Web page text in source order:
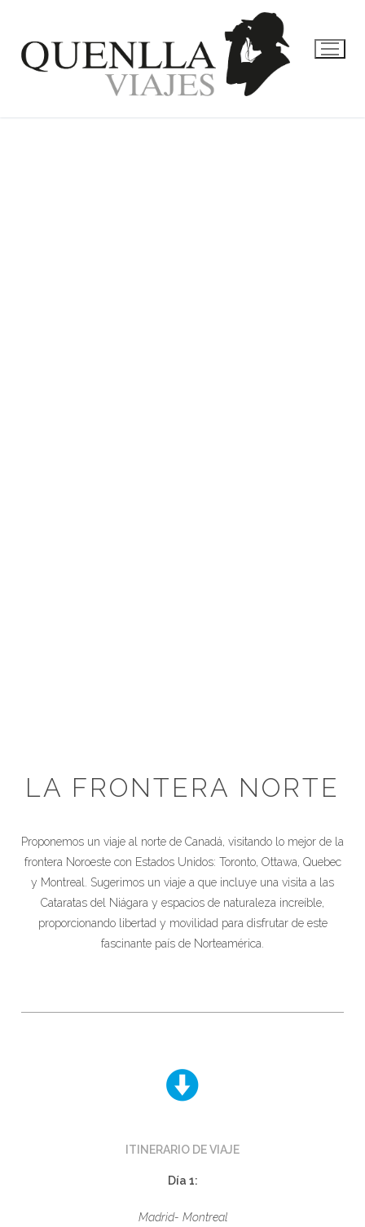
LA FRONTERA NORTE
Proponemos un viaje al norte de Canadá, visitando lo mejor de la
frontera Noroeste con Estados Unidos: Toronto, Ottawa, Quebec
y Montreal. Sugerimos un viaje a que incluye una visita a las
Cataratas del Niágara y espacios de naturaleza increíble,
proporcionando libertad y movilidad para disfrutar de este
fascinante país de Norteamérica.
ITINERARIO DE VIAJE
Día 1:
Madrid- Montreal